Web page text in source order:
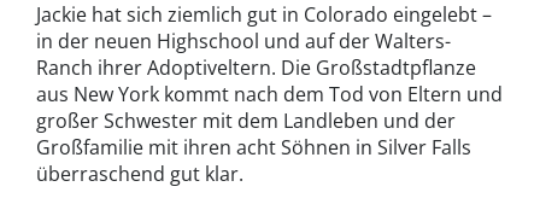
Jackie hat sich ziemlich gut in Colorado eingelebt –
in der neuen Highschool und auf der Walters-
Ranch ihrer Adoptiveltern. Die Großstadtpflanze
aus New York kommt nach dem Tod von Eltern und
großer Schwester mit dem Landleben und der
Großfamilie mit ihren acht Söhnen in Silver Falls
überraschend gut klar.